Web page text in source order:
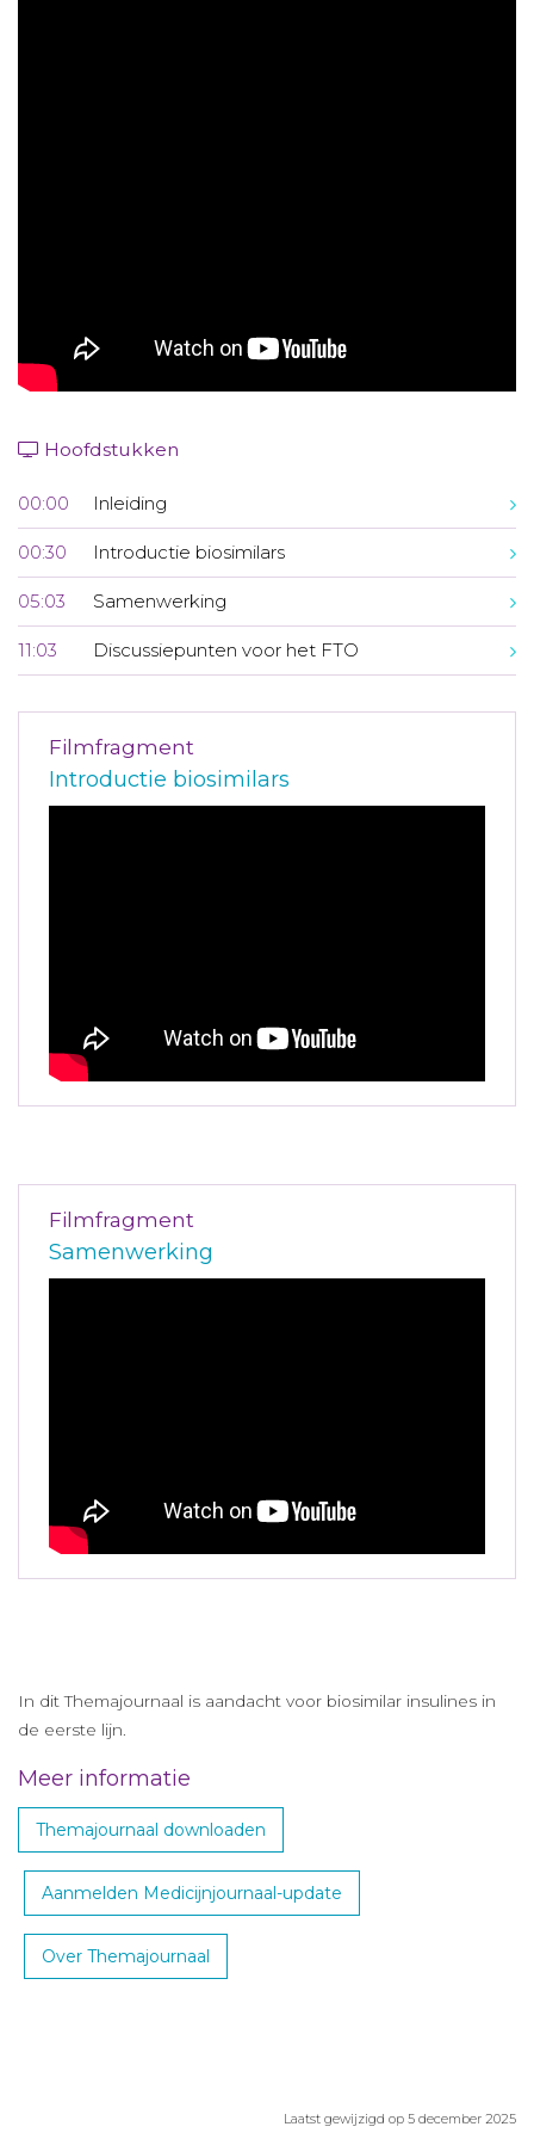
Hoofdstukken
00:00 Inleiding
00:30 Introductie biosimilars
05:03 Samenwerking
11:03 Discussiepunten voor het FTO
Filmfragment
Introductie biosimilars
Filmfragment
Samenwerking
In dit Themajournaal is aandacht voor biosimilar insulines in
de eerste lijn.
Meer informatie
Themajournaal downloaden
Aanmelden Medicijnjournaal-update
Over Themajournaal
Laatst gewijzigd op 5 december 2025